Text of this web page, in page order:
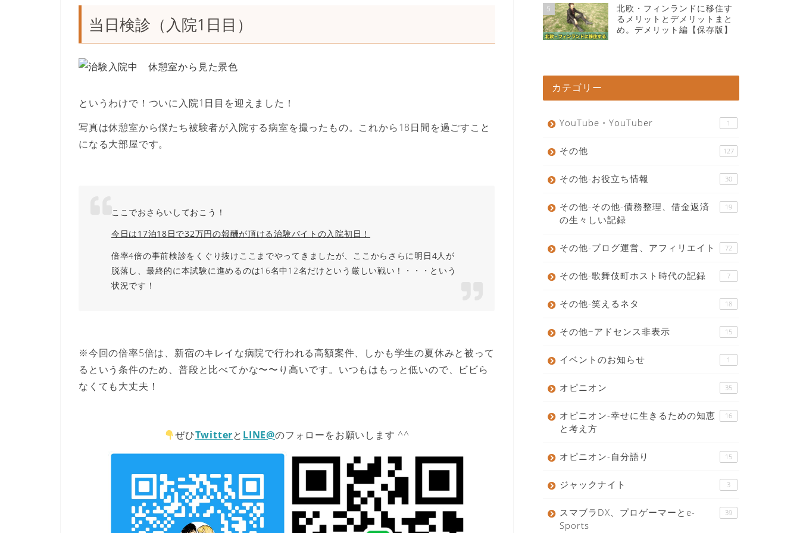
当日検診（入院1日目）
というわけで！ついに入院1日目を迎えました！
写真は休憩室から僕たち被験者が入院する病室を撮ったもの。これから18日間を過ごすこと
になる大部屋です。
ここでおさらいしておこう！
今日は17泊18日で32万円の報酬が頂ける治験バイトの入院初日！
倍率4倍の事前検診をくぐり抜けここまでやってきましたが、 ここからさらに明日4人が
脱落 し、最終的に本試験に進めるのは16名中12名だけという厳しい戦い！・・・という
状況です！
※今回の倍率5倍は、新宿のキレイな病院で行われる高額案件、しかも学生の夏休みと被って
るという条件のため、普段と比べてかな〜〜り高いです。いつもはもっと低いので、ビビら
なくても大丈夫！
ぜひTwitterと LINE@のフォローをお願いします ^^
5
北欧・フィンランドに移住す
るメリットとデメリットまと
め。デメリット編【保存版】
カテゴリー
YouTube・YouTuber 1
その他 127
その他-お役立ち情報 30
その他-その他-債務整理、借金返済
の生々しい記録
19
その他-ブログ運営、アフィリエイト 72
その他-歌舞伎町ホスト時代の記録 7
その他-笑えるネタ 18
その他−アドセンス非表示 15
イベントのお知らせ 1
オピニオン 35
オピニオン-幸せに生きるための知恵
と考え方
16
オピニオン-自分語り 15
ジャックナイト 3
スマブラDX、プロゲーマーとe-
Sports
39